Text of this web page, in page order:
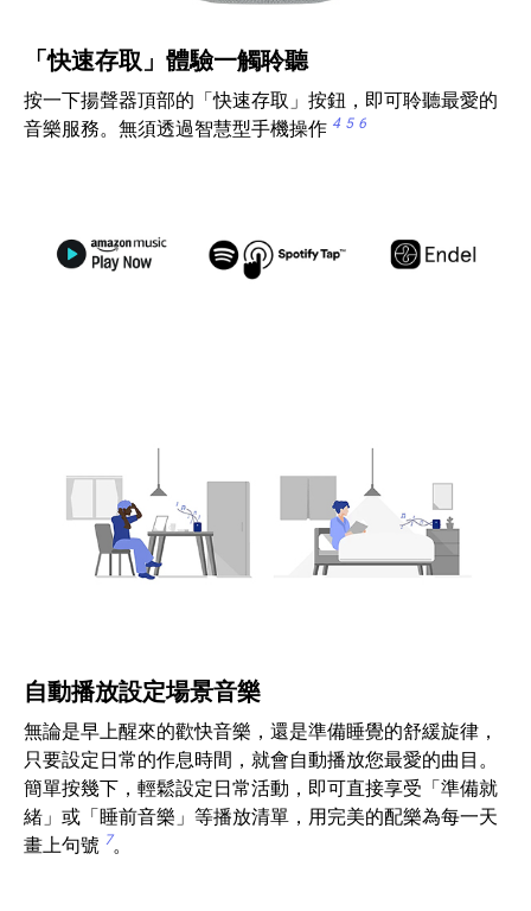
「快速存取」體驗一觸聆聽
按一下揚聲器頂部的「快速存取」按鈕，即可聆聽最愛的
音樂服務。無須透過智慧型手機操作 4 5 6
自動播放設定場景音樂
無論是早上醒來的歡快音樂，還是準備睡覺的舒緩旋律，
只要設定日常的作息時間，就會自動播放您最愛的曲目。
簡單按幾下，輕鬆設定日常活動，即可直接享受「準備就
緒」或「睡前音樂」等播放清單，用完美的配樂為每一天
畫上句號 7。